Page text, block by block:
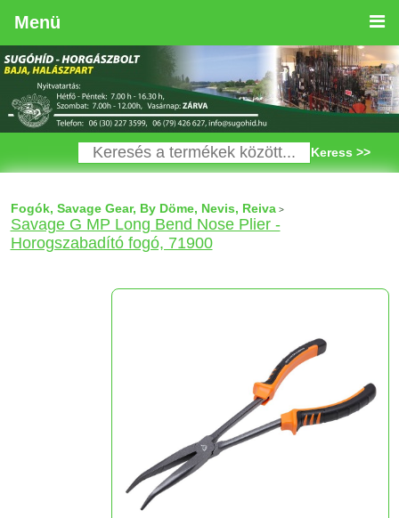
Menü
Keress >>
Fogók, Savage Gear, By Döme, Nevis, Reiva>
Savage G MP Long Bend Nose Plier -
Horogszabadító fogó, 71900